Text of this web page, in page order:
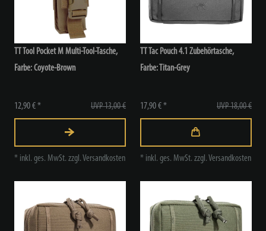
TT Tool Pocket M Multi-Tool-Tasche,
Farbe: Coyote-Brown
UVP 13,00 €
12,90 € *
* inkl. ges. MwSt. zzgl.Versandkosten
TT Tac Pouch 4.1 Zubehörtasche,
Farbe: Titan-Grey
UVP 18,00 €
17,90 € *
* inkl. ges. MwSt. zzgl.Versandkosten